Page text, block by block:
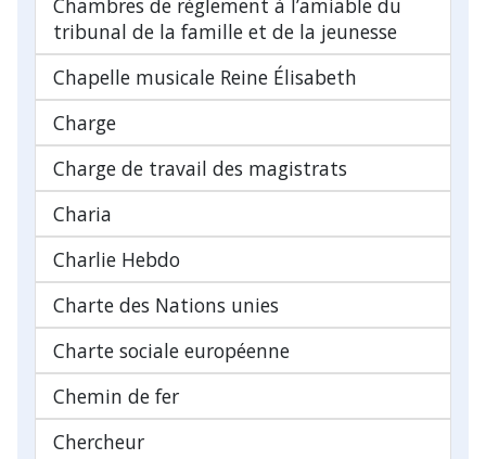
tribunal de la famille et de la jeunesse
Chapelle musicale Reine Élisabeth
Charge
Charge de travail des magistrats
Charia
Charlie Hebdo
Charte des Nations unies
Charte sociale européenne
Chemin de fer
Chercheur